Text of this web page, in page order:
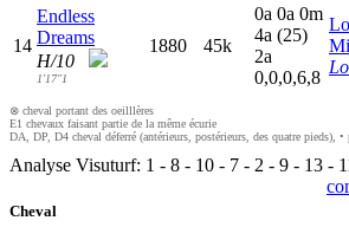
14
Endless
Dreams
H/10
1'17"1
1880 45k
0a 0a 0m
4a (25)
2a
0,0,0,6,8
⊗ cheval portant des oeilllères
E1 chevaux faisant partie de la même écurie
DA, DP, D4 cheval déferré (antérieurs, postérieurs, des quatre pieds), •
Analyse Visuturf: 1 - 8 - 10 - 7 - 2 - 9 - 13 -
Cheval